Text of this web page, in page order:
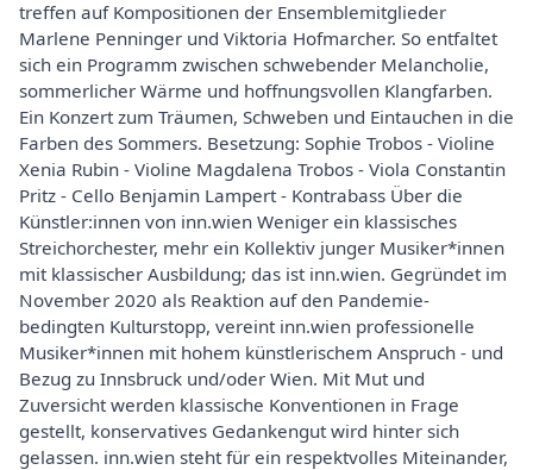
treffen auf Kompositionen der Ensemblemitglieder
Marlene Penninger und Viktoria Hofmarcher. So entfaltet
sich ein Programm zwischen schwebender Melancholie,
sommerlicher Wärme und hoffnungsvollen Klangfarben.
Ein Konzert zum Träumen, Schweben und Eintauchen in die
Farben des Sommers. Besetzung: Sophie Trobos - Violine
Xenia Rubin - Violine Magdalena Trobos - Viola Constantin
Pritz - Cello Benjamin Lampert - Kontrabass Über die
Künstler:innen von inn.wien Weniger ein klassisches
Streichorchester, mehr ein Kollektiv junger Musiker*innen
mit klassischer Ausbildung; das ist inn.wien. Gegründet im
November 2020 als Reaktion auf den Pandemie-
bedingten Kulturstopp, vereint inn.wien professionelle
Musiker*innen mit hohem künstlerischem Anspruch - und
Bezug zu Innsbruck und/oder Wien. Mit Mut und
Zuversicht werden klassische Konventionen in Frage
gestellt, konservatives Gedankengut wird hinter sich
gelassen. inn.wien steht für ein respektvolles Miteinander,